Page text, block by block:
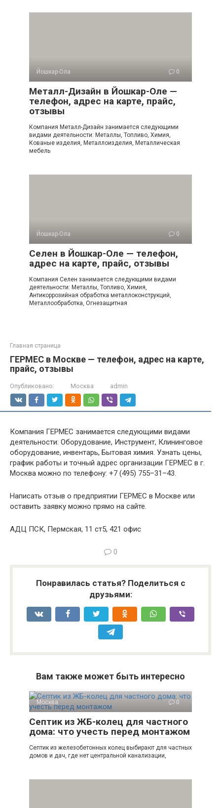
Йошкар-Ола 0
Металл-Дизайн в Йошкар-Оле —
телефон, адрес на карте, прайс,
отзывы
Компания Металл-Дизайн занимается следующими
видами деятельности: Металлы, Топливо, Химия,
Кованые изделия, Металлоизделия, Металлическая
мебель
Йошкар-Ола 0
Селен в Йошкар-Оле — телефон,
адрес на карте, прайс, отзывы
Компания Селен занимается следующими видами
деятельности: Металлы, Топливо, Химия,
Антикоррозийная обработка металлоконструкций,
Металлообработка, Огнезащитная
Главная страница
ГЕРМЕС в Москве — телефон, адрес на карте,
прайс, отзывы
Опубликовано: Москва admin
Компания ГЕРМЕС занимается следующими видами
деятельности: Оборудование, Инструмент, Клининговое
оборудование, инвентарь, Бытовая химия. Узнать цены,
график работы и точный адрес организации ГЕРМЕС в г.
Москва можно по телефону: +7 (495) 755–31–43.
Написать отзыв о предприятии ГЕРМЕС в Москве или
оставить заявку можно прямо на сайте.
АДЦ ПСК, Пермская, 11 ст5, 421 офис
0
Понравилась статья? Поделиться с
друзьями:
Вам также может быть интересно
Москва 0
Септик из ЖБ-колец для частного
дома: что учесть перед монтажом
Септик из железобетонных колец выбирают для частных
домов и дач, где нет центральной канализации,